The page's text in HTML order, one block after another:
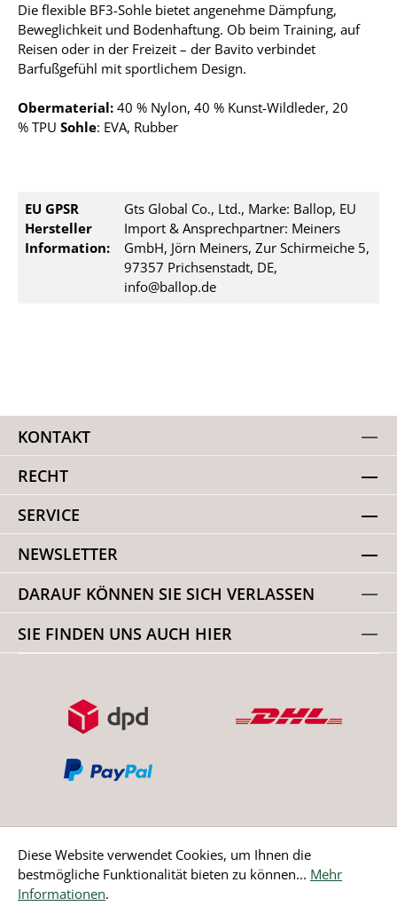
Die flexible BF3-Sohle bietet angenehme Dämpfung,
Beweglichkeit und Bodenhaftung. Ob beim Training, auf
Reisen oder in der Freizeit – der Bavito verbindet
Barfußgefühl mit sportlichem Design.
Obermaterial: 40 % Nylon, 40 % Kunst-Wildleder, 20
% TPU Sohle: EVA, Rubber
EU GPSR
Hersteller
Information:
Gts Global Co., Ltd., Marke: Ballop, EU
Import & Ansprechpartner: Meiners
GmbH, Jörn Meiners, Zur Schirmeiche 5,
97357 Prichsenstadt, DE,
info@ballop.de
KONTAKT
RECHT
SERVICE
NEWSLETTER
DARAUF KÖNNEN SIE SICH VERLASSEN
SIE FINDEN UNS AUCH HIER
Bestellung widerrufen
Diese Website verwendet Cookies, um Ihnen die
bestmögliche Funktionalität bieten zu können... Mehr
Informationen.